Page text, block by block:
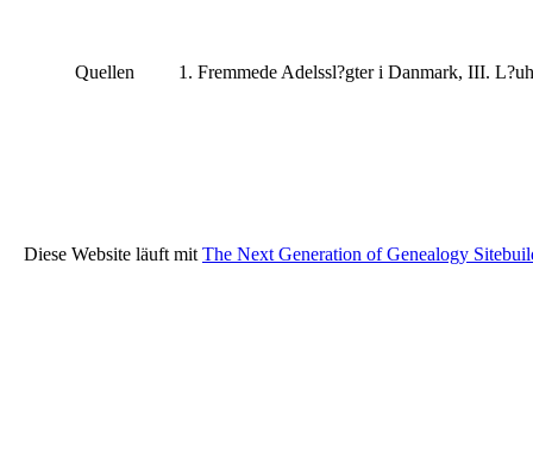
Quellen Fremmede Adelssl?gter i Danmark, III.
Diese Website läuft mit The Next Generation of Genealogy